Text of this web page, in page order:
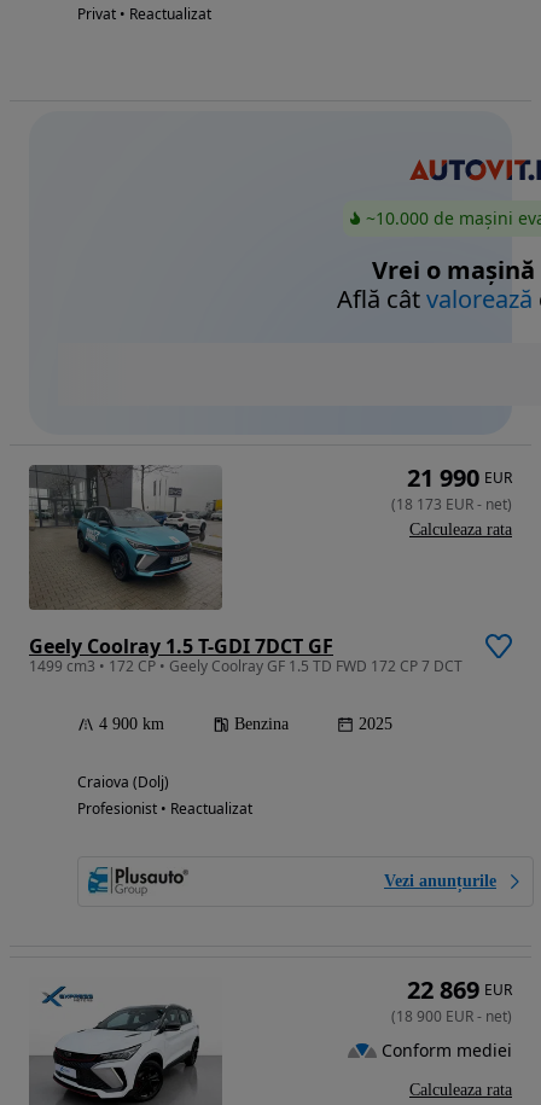
Privat • Reactualizat
~10.000 de mașini
Vrei o mașină
Află câtvalorează
Geely Coolray 1.5 T-GDI 7DCT GF
1499 cm3 • 172 CP • Geely Coolray GF 1.5 TD FWD 172 CP 7 DCT
4 900 km Benzina 2025
Craiova (Dolj)
Profesionist • Reactualizat
Vezi anunțurile
21 990 EUR
(18 173 EUR- net)
Calculeaza rata
22 869 EUR
(18 900 EUR- net)
Conform mediei
Calculeaza rata